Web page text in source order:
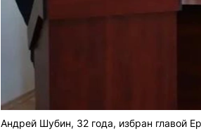
Андрей Шубин, 32 года, избран главой